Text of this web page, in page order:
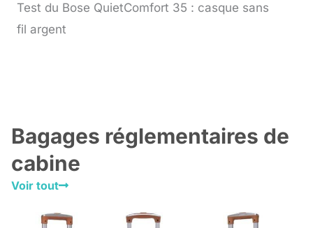
Test du Bose QuietComfort 35 : casque sans
fil argent
Bagages réglementaires de
cabine
Voir tout